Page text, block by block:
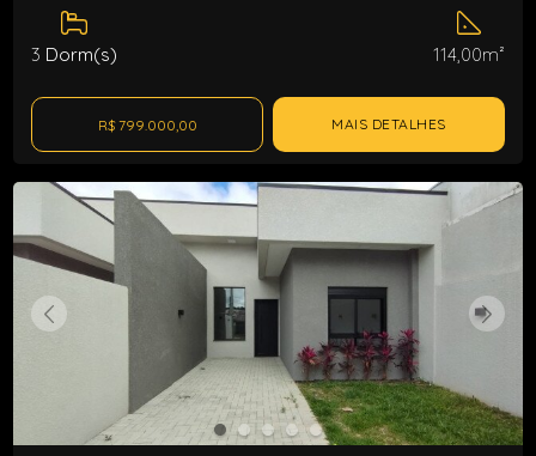
3 Dorm(s) 114,00m²
R$ 799.000,00 MAIS DETALHES